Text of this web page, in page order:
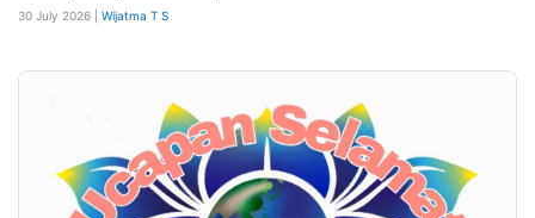
30 July 2026 | Wijatma T S